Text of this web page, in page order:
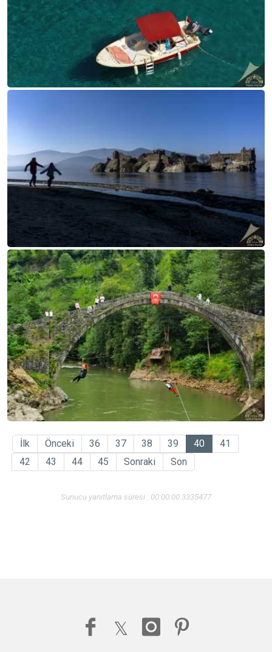
İlk Önceki 36 37 38 39 40
41
42
43 44 45 Sonraki Son
Sunucu yanıtlama süresi : 00:00:00.3335477